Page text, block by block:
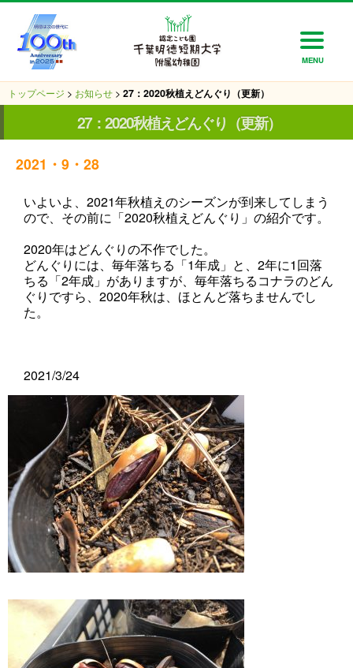
MENU
トップページ > お知らせ > 27：2020秋植えどんぐり（更新）
27：2020秋植えどんぐり（更新）
2021・9・28
いよいよ、2021年秋植えのシーズンが到来してしまう
ので、その前に「2020秋植えどんぐり」の紹介です。
2020年はどんぐりの不作でした。
どんぐりには、毎年落ちる「1年成」と、2年に1回落
ちる「2年成」がありますが、毎年落ちるコナラのどん
ぐりですら、2020年秋は、ほとんど落ちませんでし
た。
2021/3/24